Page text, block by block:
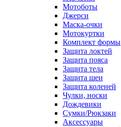
Мотоботы
Джерси
Маска-очки
Мотокуртки
Комплект формы
Защита локтей
Защита пояса
Защита тела
Защита шеи
Защита коленей
Чулки, носки
Дождевики
Сумки/Рюкзаки
Аксессуары